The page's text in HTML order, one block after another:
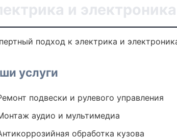
и
подход к электрика и
услуги
подвески и рулевого управления
аудио и мультимедиа
обработка кузова